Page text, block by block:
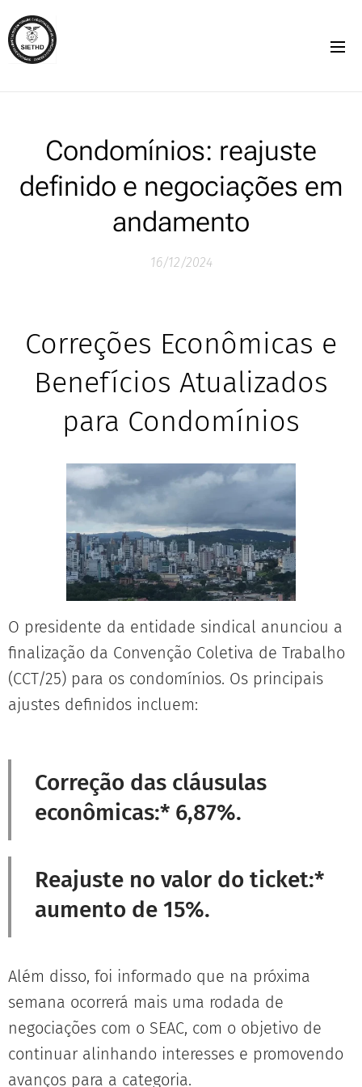
Condomínios: reajuste
definido e negociações em
andamento
16/12/2024
Correções Econômicas e
Benefícios Atualizados
para Condomínios
O presidente da entidade sindical anunciou a
finalização da Convenção Coletiva de Trabalho
(CCT/25) para os condomínios. Os principais
ajustes definidos incluem:
Correção das cláusulas
econômicas:* 6,87%.
Reajuste no valor do ticket:*
aumento de 15%.
Além disso, foi informado que na próxima
semana ocorrerá mais uma rodada de
negociações com o SEAC, com o objetivo de
continuar alinhando interesses e promovendo
avanços para a categoria.